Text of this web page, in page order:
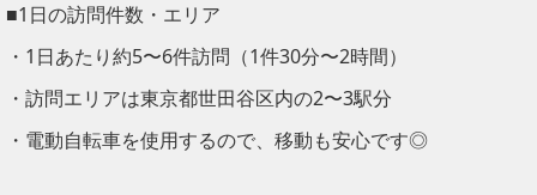
■1日の訪問件数・エリア
・1日あたり約5〜6件訪問（1件30分〜2時間）
・訪問エリアは東京都世田谷区内の2〜3駅分
・電動自転車を使用するので、移動も安心です◎